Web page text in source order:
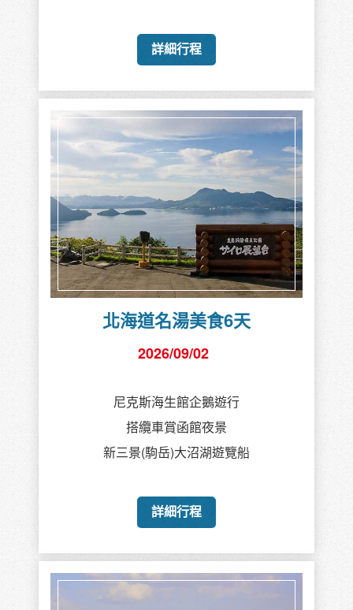
詳細行程
北海道名湯美食6天
2026/09/02
尼克斯海生館企鵝遊行
搭纜車賞函館夜景
新三景(駒岳)大沼湖遊覽船
詳細行程